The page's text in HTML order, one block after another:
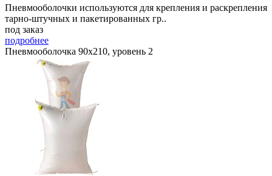
Пневмооболочки используются для крепления и раскрепления
тарно-штучных и пакетированных гр..
под заказ
подробнее
Пневмооболочка 90х210, уровень 2